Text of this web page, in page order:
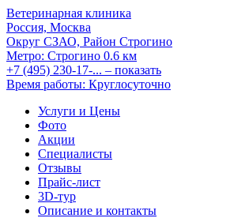
Ветеринарная клиника
Россия, Москва
Округ СЗАО, Район Строгино
Метро: Строгино 0.6 км
+7 (495) 230-17-... – показать
Время работы: Круглосуточно
Услуги и Цены
Фото
Акции
Специалисты
Отзывы
Прайс-лист
3D-тур
Описание и контакты